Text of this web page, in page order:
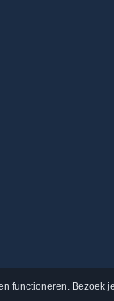
functioneren. Bezoek